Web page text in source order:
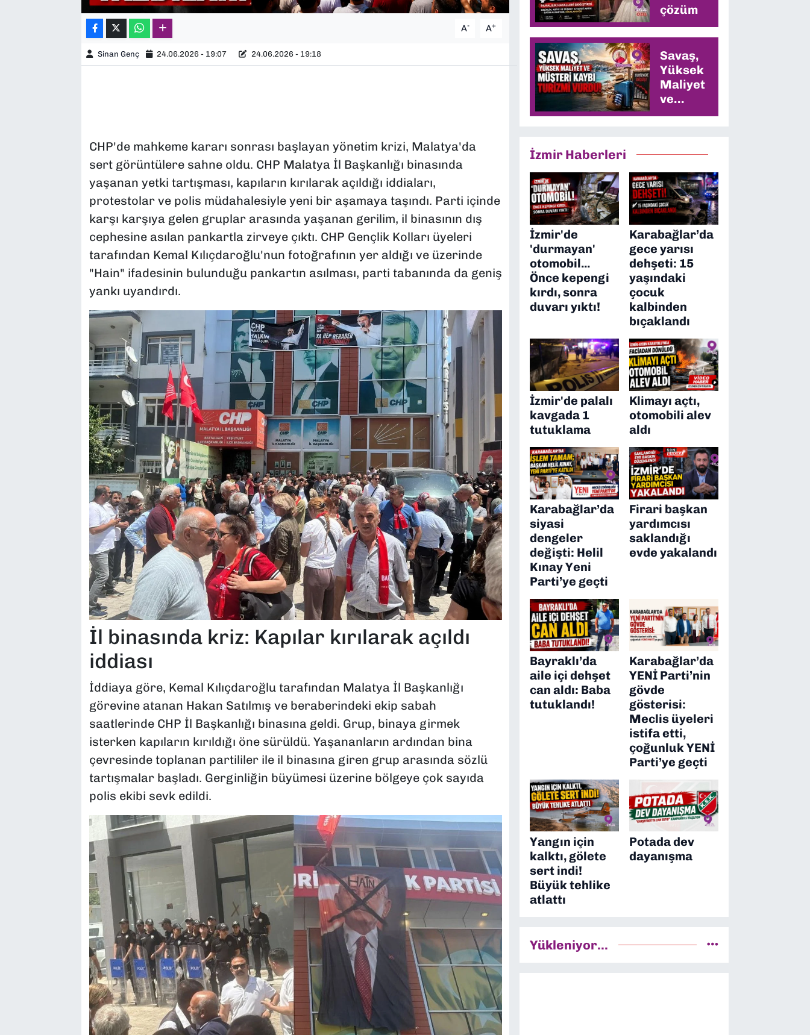
A- A+
Sinan Genç 24.06.2026 - 19:07 24.06.2026 - 19:18
CHP'de mahkeme kararı sonrası başlayan yönetim krizi, Malatya'da
sert görüntülere sahne oldu. CHP Malatya İl Başkanlığı binasında
yaşanan yetki tartışması, kapıların kırılarak açıldığı iddiaları,
protestolar ve polis müdahalesiyle yeni bir aşamaya taşındı. Parti içinde
karşı karşıya gelen gruplar arasında yaşanan gerilim, il binasının dış
cephesine asılan pankartla zirveye çıktı. CHP Gençlik Kolları üyeleri
tarafından Kemal Kılıçdaroğlu'nun fotoğrafının yer aldığı ve üzerinde
"Hain" ifadesinin bulunduğu pankartın asılması, parti tabanında da geniş
yankı uyandırdı.
İl binasında kriz: Kapılar kırılarak açıldı
iddiası
İddiaya göre, Kemal Kılıçdaroğlu tarafından Malatya İl Başkanlığı
görevine atanan Hakan Satılmış ve beraberindeki ekip sabah
saatlerinde CHP İl Başkanlığı binasına geldi. Grup, binaya girmek
isterken kapıların kırıldığı öne sürüldü. Yaşananların ardından bina
çevresinde toplanan partililer ile il binasına giren grup arasında sözlü
tartışmalar başladı. Gerginliğin büyümesi üzerine bölgeye çok sayıda
polis ekibi sevk edildi.
çözüm
Savaş,
Yüksek
Maliyet
ve
Müşteri
Vurdu
İzmir Haberleri
İzmir'de
'durmayan'
otomobil...
Önce kepengi
kırdı, sonra
duvarı yıktı!
Karabağlar’da
gece yarısı
dehşeti: 15
yaşındaki
çocuk
kalbinden
bıçaklandı
İzmir'de palalı
kavgada 1
tutuklama
Klimayı açtı,
otomobili alev
aldı
Karabağlar’da
siyasi
dengeler
değişti: Helil
Kınay Yeni
Parti’ye geçti
Firari başkan
yardımcısı
saklandığı
evde yakalandı
Bayraklı’da
aile içi dehşet
can aldı: Baba
tutuklandı!
Karabağlar’da
YENİ Parti’nin
gövde
gösterisi:
Meclis üyeleri
istifa etti,
çoğunluk YENİ
Parti’ye geçti
Yangın için
kalktı, gölete
sert indi!
Büyük tehlike
atlattı
Potada dev
dayanışma
Yükleniyor...